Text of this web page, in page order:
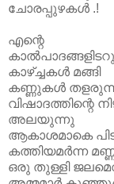
ചോരപ്പുഴകൾ .!
എന്റെ
കാഴ്ച്ചകൾ മങ്ങി
കണ്ണുകൾ
വിഷാദത്തിന്റെ
അലയുന്നു
ആകാശമാകെ
കത്തിയമർന്ന
ഒരു തുള്ളി